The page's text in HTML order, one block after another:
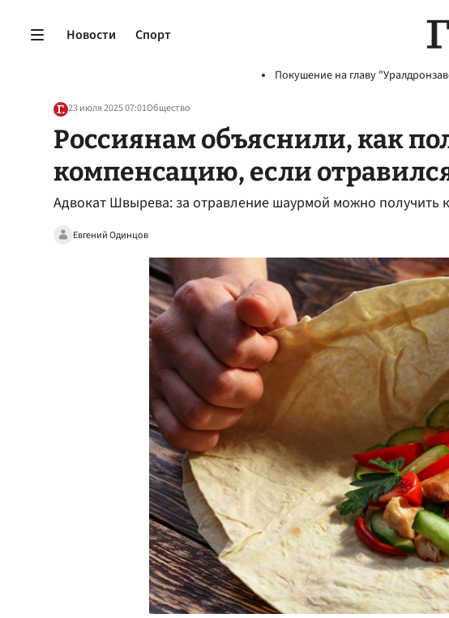
Новости Спорт
Покушение на главу
23 июля 2025 07:01Общество
Россиянам объяснили, как
компенсацию, если
Адвокат Швырева: за отравление шаурмой можно получить
Евгений Одинцов